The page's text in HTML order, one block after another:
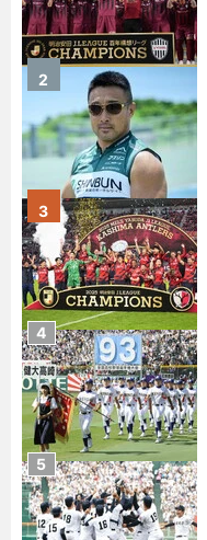
2
3
4
5